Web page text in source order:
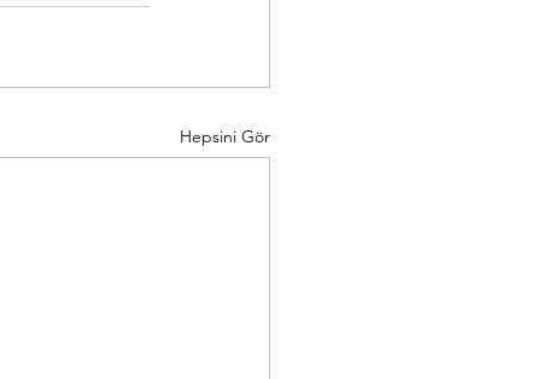
Hepsini Gör